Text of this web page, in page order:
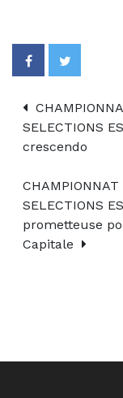
SELECTIONS
crescendo
CHAMPIONNAT
SELECTIONS
prometteuse
Capitale